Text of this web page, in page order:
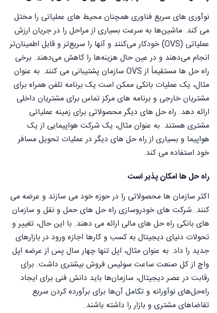
نوآوری های سریع فناوری همچنان محیط های عملیاتی را مختل
می کند. ماشین‌ها به سرعت بسیاری از مراحل را در جریان ارزش
عملیاتی (OVS) خودکار می‌کنند و آنها را سریع‌تر و قابل اطمینان‌تر
انجام می‌دهند و در عین حال هزینه‌ها را کاهش می‌دهند. برخی
راه حل ها مستقیماً از OVS سازمان پشتیبانی می کنند. به عنوان
مثال، یک عملیات بانکی ممکن است یک برنامه تلفن همراه برای
مشتریان خارجی و برنامه های مرکز تماس برای مشتریان داخلی
ارائه دهد. راه حل های دیگر محصولاتی برای زمینه عملیاتی
مشتری هستند. به عنوان مثال، یک شرکت هواپیمایی از یک
هواپیما و بسیاری از راه حل های دیگر در عملیات تحویل مسافر
خود استفاده می کند.
راه حل ها امکان پذیر است
اکثر سازمان ها محصولاتی را در حوزه خود می سازند و عرضه می
کنند. شرکت های خودروسازی راه حل های حمل و نقل و سازمان
های بانکی راه حل های مالی ارائه می دهند. با این حال، تغییر و
تحولات دنیای دیجیتال به کسب و کارها اجازه ورود در بازارهای
جدید را داد. به عنوان مثال، اپل تنها چهار سال پس از عرضه اپل
واچ از کل صنعت ساعت سوئیس فروش بیشتری داشت. برای
رقابت در عصر دیجیتال، سازمان‌ها باید دانش فنی برای ایجاد
راه‌حل‌های نوآورانه و تکامل آن‌ها برای برآورده کردن سریع
تقاضاهای مشتری و بازار را داشته باشند.